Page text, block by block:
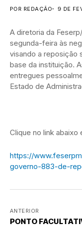
POR REDAÇÃO 9 DE
A diretoria da
segunda-feira às
visando a reposição
base da instituição.
entregues
Estado de
Clique no link abaixo
https://
governo-883-de-
ANTERIOR
PONTO